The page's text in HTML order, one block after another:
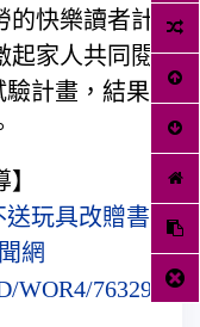
的快樂讀者計
起家人共同閱
驗計畫，結果
玩具改贈書 |
網
WOR4/763290